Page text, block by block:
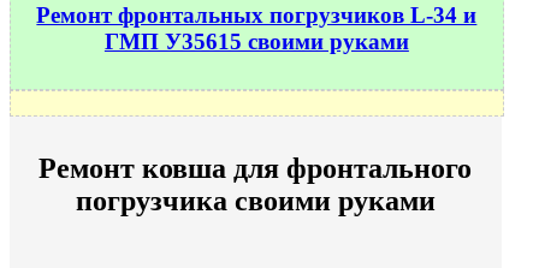
Ремонт фронтальных погрузчиков L-34 и
ГМП У35615 своими руками
Ремонт ковша для фронтального
погрузчика своими руками